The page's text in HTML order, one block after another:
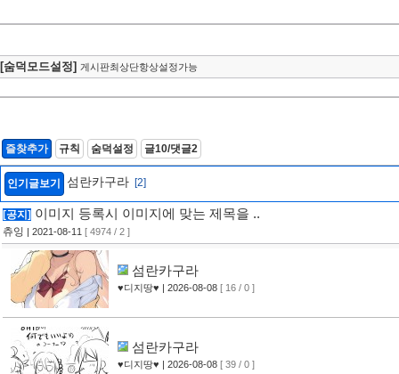
[숨덕모드설정] 게시판최상단항상설정가능
즐찾추가 규칙 숨덕설정 글10/댓글2
인기글보기 섬란카구라 [2]
[공지] 이미지 등록시 이미지에 맞는 제목을 ..
츄잉 | 2021-08-11 [ 4974 / 2 ]
섬란카구라
♥디지땅♥ | 2026-08-08 [ 16 / 0 ]
섬란카구라
♥디지땅♥ | 2026-08-08 [ 39 / 0 ]